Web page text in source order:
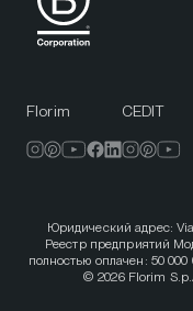
Florim CEDIT
Юридический адрес:
Реестр предприятий
полностью оплачен: 50
© 2026 Florim